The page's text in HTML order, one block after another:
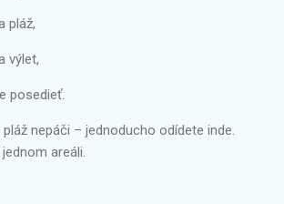
pláž,
výlet,
posedieť.
nepáči – jednoducho odídete inde.
areáli.